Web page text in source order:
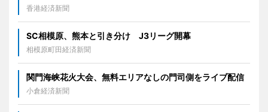
香港経済新聞
SC相模原、熊本と引き分け J3リーグ開幕
相模原町田経済新聞
関門海峡花火大会、無料エリアなしの門司側をライブ配信
小倉経済新聞